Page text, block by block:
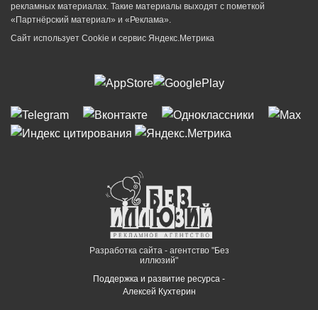
рекламных материалах. Такие материалы выходят с пометкой
«Партнёрский материал» и «Реклама».
Сайт использует Cookie и сервиc Яндекс.Метрика
Разработка сайта - агентство "Без
иллюзий"
Поддержка и развитие ресурса -
Алексей Кухтерин